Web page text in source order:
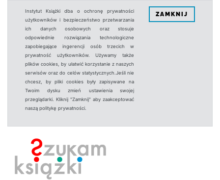
Instytut Książki dba o ochronę prywatności
użytkowników i bezpieczeństwo przetwarzania
ich danych osobowych oraz stosuje
odpowiednie rozwiązania technologiczne
zapobiegające ingerencji osób trzecich w
prywatność użytkowników. Używamy także
plików cookies, by ułatwić korzystanie z naszych
serwisów oraz do celów statystycznych.Jeśli nie
chcesz, by pliki cookies były zapisywane na
Twoim dysku zmień ustawienia swojej
przeglądarki. Kliknij "Zamknij" aby zaakceptować
naszą politykę prywatności.
ZAMKNIJ